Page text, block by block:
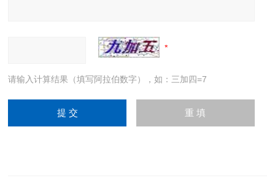
请输入计算结果（填写阿拉伯数字），如：三加四=7